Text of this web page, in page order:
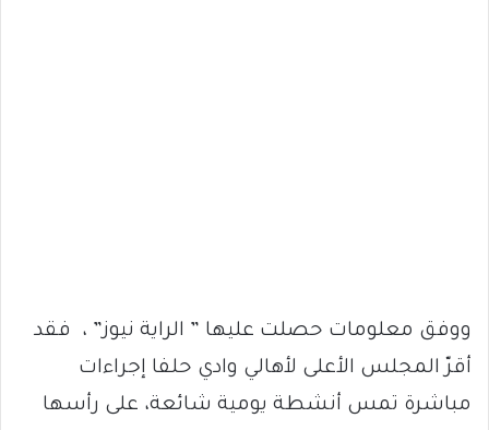
ووفق معلومات حصلت عليها ” الراية نيوز” ، فقد
أقرّ المجلس الأعلى لأهالي وادي حلفا إجراءات
مباشرة تمس أنشطة يومية شائعة، على رأسها